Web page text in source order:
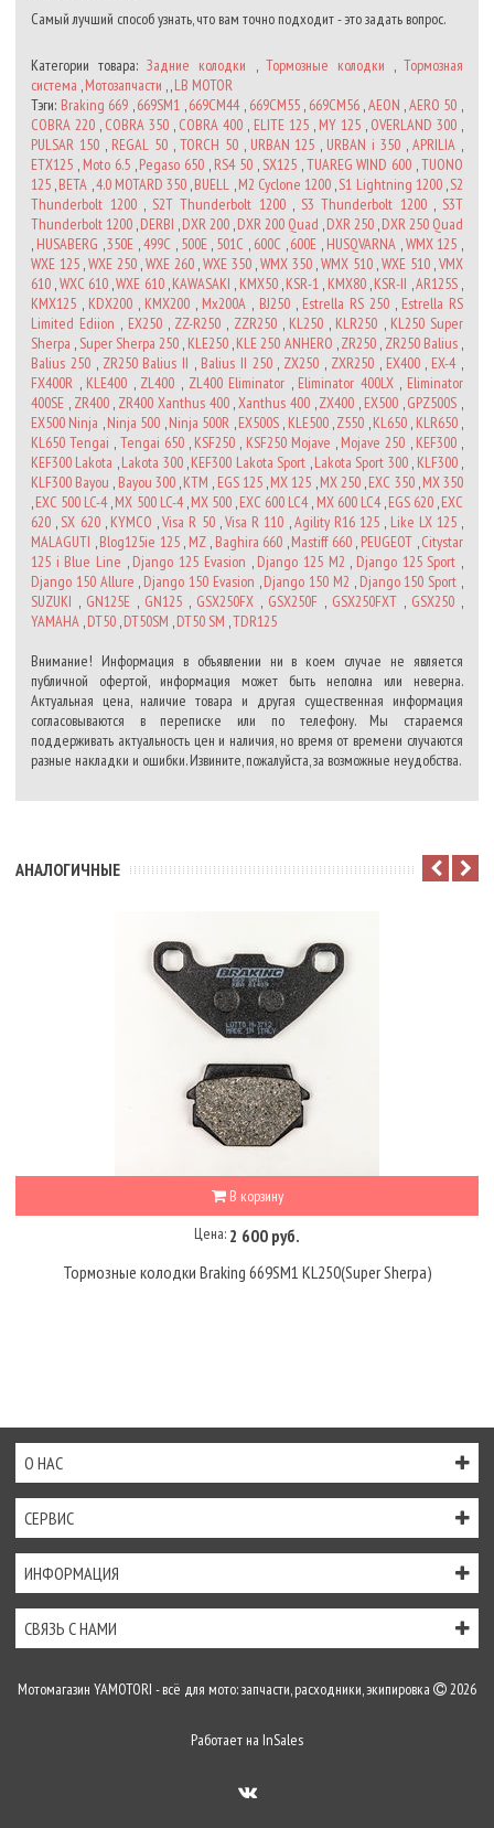
Самый лучший способ узнать, что вам точно подходит - это задать вопрос.
Категории товара:Задние колодки , Тормозные колодки , Тормозная
система ,Мотозапчасти , ,LB MOTOR
Тэги: Braking 669 ,669SM1 ,669CM44, 669CM55, 669CM56,AEON ,AERO 50 ,
COBRA 220 , COBRA 350 , COBRA 400 , ELITE 125, MY 125, OVERLAND 300 ,
PULSAR 150, REGAL 50, TORCH 50, URBAN 125 , URBAN i 350 ,APRILIA ,
ETX125 , Moto 6.5,Pegaso 650 , RS4 50, SX125,TUAREG WIND 600 ,TUONO
125 ,BETA ,4.0 MOTARD 350 ,BUELL ,M2 Cyclone 1200 ,S1 Lightning 1200,S2
Thunderbolt 1200, S2T Thunderbolt 1200, S3 Thunderbolt 1200, S3T
Thunderbolt 1200 ,DERBI ,DXR 200 ,DXR 200 Quad ,DXR 250 ,DXR 250 Quad
, HUSABERG ,350E ,499C , 500E, 501C , 600C ,600E , HUSQVARNA,WMX 125 ,
WXE 125,WXE 250,WXE 260,WXE 350,WMX 350,WMX 510,WXE 510,VMX
610 ,WXC 610,WXE 610,KAWASAKI , KMX50,KSR-1 , KMX80,KSR-II ,AR125S,
KMX125 , KDX200 , KMX200 , Mx200A , BJ250, Estrella RS 250, Estrella RS
Limited Ediion , EX250, ZZ-R250 , ZZR250, KL250, KLR250 , KL250 Super
Sherpa , Super Sherpa 250 , KLE250,KLE 250 ANHERO ,ZR250 , ZR250 Balius,
Balius 250, ZR250 Balius II , Balius II 250, ZX250 , ZXR250, EX400, EX-4,
FX400R , KLE400 , ZL400 , ZL400 Eliminator , Eliminator 400LX, Eliminator
400SE , ZR400, ZR400 Xanthus 400,Xanthus 400,ZX400 , EX500,GPZ500S ,
EX500 Ninja ,Ninja 500 ,Ninja 500R ,EX500S , KLE500,Z550 ,KL650 , KLR650,
KL650 Tengai , Tengai 650, KSF250 , KSF250 Mojave , Mojave 250 , KEF300,
KEF300 Lakota ,Lakota 300,KEF300 Lakota Sport ,Lakota Sport 300, KLF300,
KLF300 Bayou , Bayou 300,KTM , EGS 125,MX 125 ,MX 250,EXC 350,MX 350
,EXC 500 LC-4,MX 500 LC-4,MX 500,EXC 600 LC4, MX 600 LC4,EGS 620,EXC
620 , SX 620, KYMCO ,Visa R 50,Visa R 110 ,Agility R16 125 , Like LX 125,
MALAGUTI ,Blog125ie 125, MZ, Baghira 660 ,Mastiff 660, PEUGEOT ,Citystar
125 i Blue Line , Django 125 Evasion , Django 125 M2 , Django 125 Sport ,
Django 150 Allure , Django 150 Evasion ,Django 150 M2 , Django 150 Sport ,
SUZUKI , GN125E , GN125 , GSX250FX , GSX250F , GSX250FXT , GSX250 ,
YAMAHA ,DT50 ,DT50SM ,DT50 SM ,TDR125
Внимание! Информация в объявлении ни в коем случае не является
публичной офертой, информация может быть неполна или неверна.
Актуальная цена, наличие товара и другая существенная информация
согласовываются в переписке или по телефону. Мы стараемся
поддерживать актуальность цен и наличия, но время от времени случаются
разные накладки и ошибки. Извините, пожалуйста, за возможные неудобства.
АНАЛОГИЧНЫЕ
В корзину
Цена: 2 600 руб.
Тормозные колодки Braking 669SM1 KL250(Super Sherpa)
О НАС
СЕРВИС
ИНФОРМАЦИЯ
СВЯЗЬ С НАМИ
Мотомагазин YAMOTORI - всё для мото: запчасти, расходники, экипировка 2026
Работает на InSales